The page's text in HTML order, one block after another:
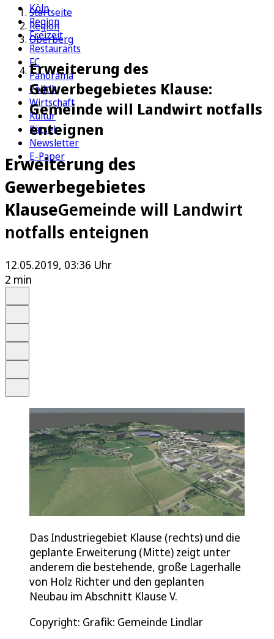
Köln
Region
Freizeit
Restaurants
FC
Panorama
Politik
Wirtschaft
Kultur
Rätsel
Newsletter
E-Paper
Startseite
Region
Oberberg
Erweiterung des
Gewerbegebietes Klause:
Gemeinde will Landwirt notfalls
enteignen
Erweiterung des
Gewerbegebietes
KlauseGemeinde will Landwirt
notfalls enteignen
12.05.2019, 03:36 Uhr
2 min
Das Industriegebiet Klause (rechts) und die
geplante Erweiterung (Mitte) zeigt unter
anderem die bestehende, große Lagerhalle
von Holz Richter und den geplanten
Neubau im Abschnitt Klause V.
Copyright: Grafik: Gemeinde Lindlar